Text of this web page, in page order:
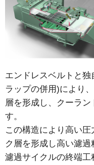
エンドレスベルトと
ラップの併用)により
層を形成し、クーラン
す。
この構造により高い
ク層を形成し高い濾過
濾過サイクルの終端